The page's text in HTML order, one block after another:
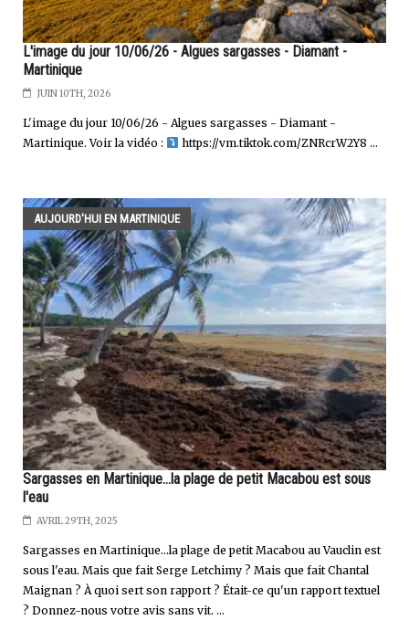
L'image du jour 10/06/26 - Algues sargasses - Diamant -
Martinique
JUIN 10TH, 2026
L'image du jour 10/06/26 - Algues sargasses - Diamant -
Martinique. Voir la vidéo :
https://vm.tiktok.com/ZNRcrW2Y8 ...
AUJOURD'HUI EN MARTINIQUE
Sargasses en Martinique...la plage de petit Macabou est sous
l'eau
AVRIL 29TH, 2025
Sargasses en Martinique…la plage de petit Macabou au Vauclin est
sous l'eau. Mais que fait Serge Letchimy ? Mais que fait Chantal
Maignan ? À quoi sert son rapport ? Était-ce qu'un rapport textuel
? Donnez-nous votre avis sans vit. ...